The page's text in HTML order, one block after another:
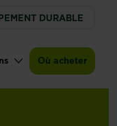
DURABLE
Où acheter